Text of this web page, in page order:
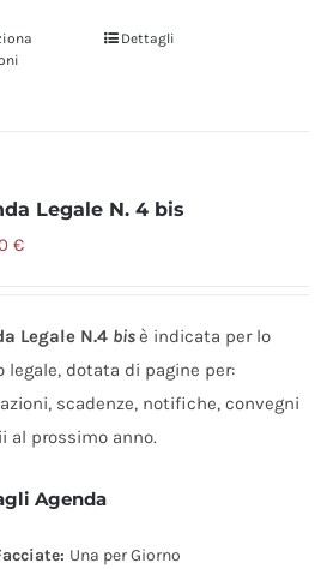
Questo
Le
scelte
nella
pagina
del
Dettagli
Legale N. 4 bis
€
Legale N.4 bisè indicata per lo
legale, dotata di pagine per:
scadenze, notifiche, convegni
al prossimo anno.
Agenda
Una per Giorno